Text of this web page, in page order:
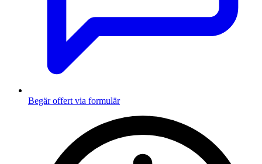
Begär offert via formulär